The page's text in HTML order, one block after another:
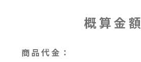
概算金額
商品代金：